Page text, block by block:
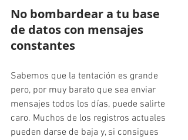
No bombardear a tu base
de datos con mensajes
constantes
Sabemos que la tentación es grande
pero, por muy barato que sea enviar
mensajes todos los días, puede salirte
caro. Muchos de los registros actuales
pueden darse de baja y, si consigues